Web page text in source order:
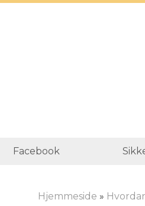
Facebook
Hjemmeside »